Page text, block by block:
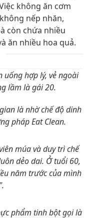
không ăn cơm
nếp nhăn,
còn chứa nhiều
ăn nhiều hoa quả.
uống hợp lý, vẻ ngoài
lầm là gái 20.
là nhờ chế độ dinh
pháp Eat Clean.
múa và duy trì chế
dẻo dai. Ở tuổi 60,
năm trước của mình
phẩm tinh bột gọi là